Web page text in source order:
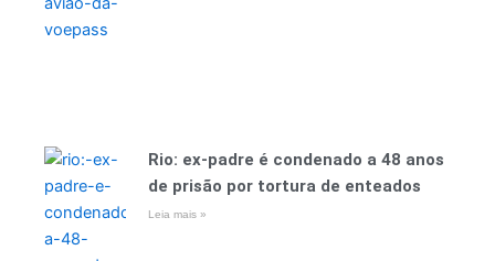
Rio: ex-padre é condenado a 48 anos
de prisão por tortura de enteados
Leia mais »